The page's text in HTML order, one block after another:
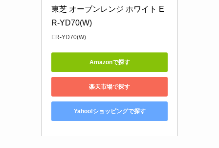
東芝 オーブンレンジ ホワイト E
R-YD70(W)
ER-YD70(W)
Amazonで探す
楽天市場で探す
Yahoo!ショッピングで探す